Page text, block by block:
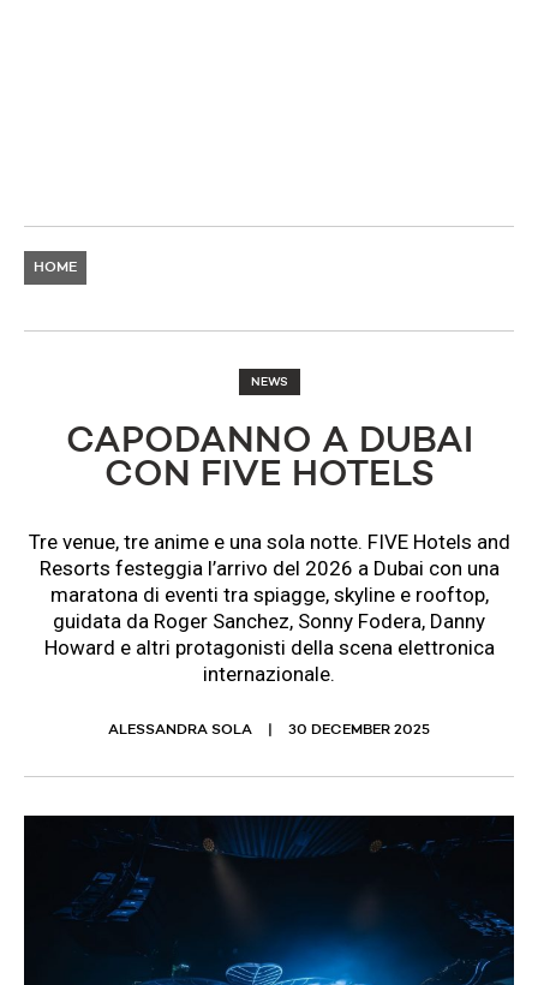
HOME
NEWS
CAPODANNO A DUBAI
CON FIVE HOTELS
Tre venue, tre anime e una sola notte. FIVE Hotels and
Resorts festeggia l’arrivo del 2026 a Dubai con una
maratona di eventi tra spiagge, skyline e rooftop,
guidata da Roger Sanchez, Sonny Fodera, Danny
Howard e altri protagonisti della scena elettronica
internazionale.
ALESSANDRA SOLA 30 DECEMBER 2025